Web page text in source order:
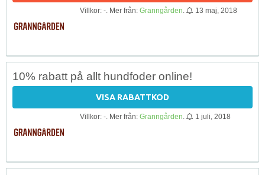
Villkor: -. Mer från: Granngården 13 maj, 2018
10% rabatt på allt hundfoder online!
VISA RABATTKOD
Villkor: -. Mer från: Granngården 1 juli, 2018